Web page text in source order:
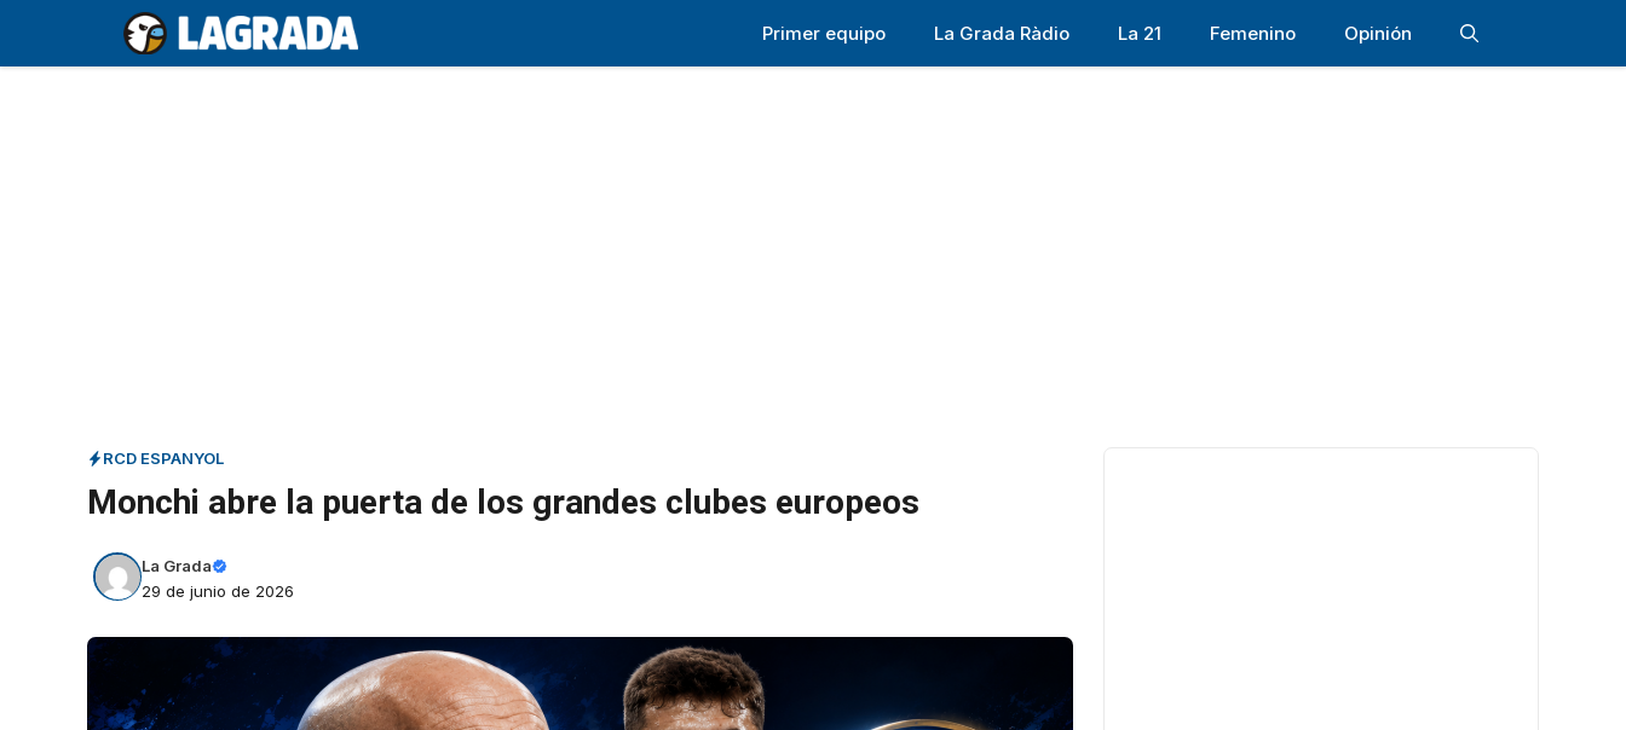
contenido
Primer equipo La Grada Ràdio La 21 Femenino Opinión
RCD ESPANYOL
Monchi abre la puerta de los grandes clubes europeos
La Grada
29 de junio de 2026